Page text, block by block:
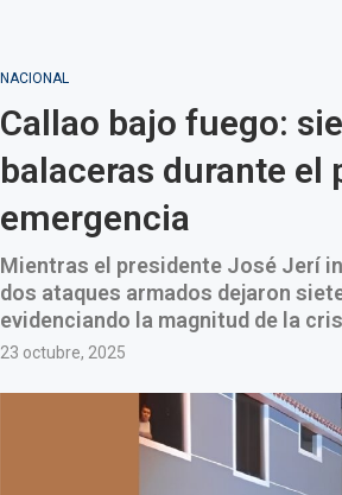
NACIONAL
Callao bajo fuego:
balaceras durante el
emergencia
Mientras el presidente José Jerí
dos ataques armados dejaron
evidenciando la magnitud de la
23 octubre, 2025